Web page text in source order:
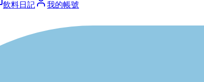
飲料日記
我的帳號